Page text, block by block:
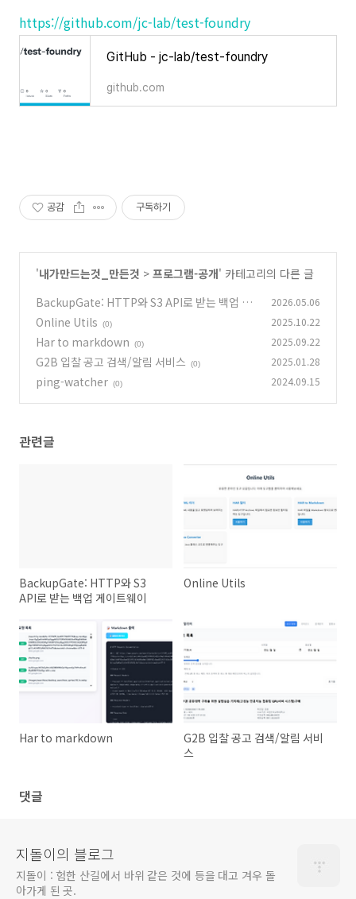
https://github.com/jc-lab/test-foundry
GitHub - jc-lab/test-foundry
github.com
공감 구독하기
'내가만드는것_만든것 > 프로그램-공개' 카테고리의 다른 글
BackupGate: HTTP와 S3 API로 받는 백업 게
이트웨이
(0)
2026.05.06
Online Utils (0) 2025.10.22
Har to markdown (0) 2025.09.22
G2B 입찰 공고 검색/알림 서비스 (0) 2025.01.28
ping-watcher (0) 2024.09.15
관련글
BackupGate: HTTP와 S3
API로 받는 백업 게이트웨이
Online Utils
Har to markdown
G2B 입찰 공고 검색/알림 서비
스
댓글
지돌이의 블로그
지돌이 : 험한 산길에서 바위 같은 것에 등을 대고 겨우 돌
아가게 된 곳.